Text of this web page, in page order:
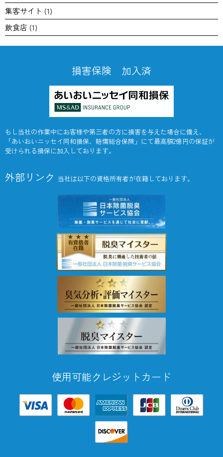
集客サイト (1)
飲食店 (1)
損害保険 加入済
もし当社の作業中にお客様や第三者の方に損害を与えた場合に備え、
「あいおいニッセイ同和損保、賠償総合保険」にて最高額2億円の保証が
受けられる損保に加入しております。
外部リンク 当社は以下の資格所有者が在籍しております。
使用可能クレジットカード